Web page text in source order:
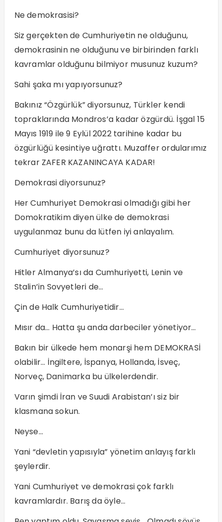
Ne demokrasisi?
Siz gerçekten de Cumhuriyetin ne olduğunu,
demokrasinin ne olduğunu ve birbirinden farklı
kavramlar olduğunu bilmiyor musunuz kuzum?
Sahi şaka mı yapıyorsunuz?
Bakınız “Özgürlük” diyorsunuz, Türkler kendi
topraklarında Mondros’a kadar özgürdü. İşgal 15
Mayıs 1919 ile 9 Eylül 2022 tarihine kadar bu
özgürlüğü kesintiye uğrattı. Muzaffer ordularımız
tekrar ZAFER KAZANINCAYA KADAR!
Demokrasi diyorsunuz?
Her Cumhuriyet Demokrasi olmadığı gibi her
Domokratikim diyen ülke de demokrasi
uygulanmaz bunu da lütfen iyi anlayalım.
Cumhuriyet diyorsunuz?
Hitler Almanya’sı da Cumhuriyetti, Lenin ve
Stalin’in Sovyetleri de…
Çin de Halk Cumhuriyetidir…
Mısır da… Hatta şu anda darbeciler yönetiyor…
Bakın bir ülkede hem monarşi hem DEMOKRASİ
olabilir… İngiltere, İspanya, Hollanda, İsveç,
Norveç, Danimarka bu ülkelerdendir.
Varın şimdi İran ve Suudi Arabistan’ı siz bir
klasmana sokun.
Neyse…
Yani “devletin yapısıyla” yönetim anlayış farklı
şeylerdir.
Yani Cumhuriyet ve demokrasi çok farklı
kavramlardır. Barış da öyle…